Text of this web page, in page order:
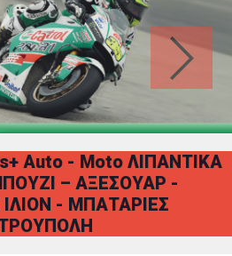
Auto - Moto ΛΙΠΑΝΤΙΚΑ
– ΑΞΕΣΟΥΑΡ -
- ΜΠΑΤΑΡΙΕΣ